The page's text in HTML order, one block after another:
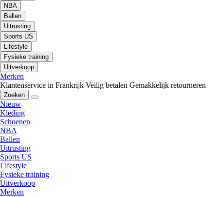
NBA
Ballen
Uitrusting
Sports US
Lifestyle
Fysieke training
Uitverkoop
Merken
Klantenservice in Frankrijk Veilig betalen Gemakkelijk retourneren
Zoeken
Nieuw
Kleding
Schoenen
NBA
Ballen
Uitrusting
Sports US
Lifestyle
Fysieke training
Uitverkoop
Merken